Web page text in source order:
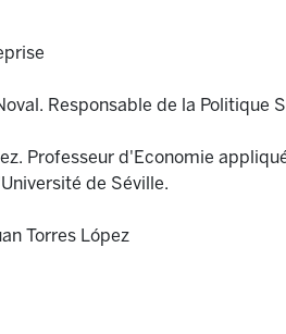
Responsable de la Politique
Professeur d'Economie
de Séville.
Torres López